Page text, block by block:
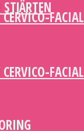
FACIAL
FACIAL